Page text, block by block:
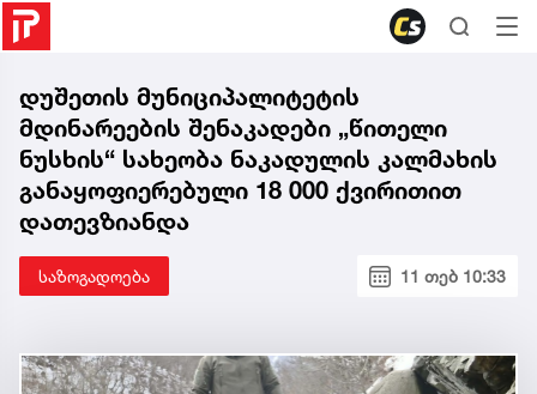
დუშეთის მუნიციპალიტეტის
მდინარეების შენაკადები „წითელი
ნუსხის“ სახეობა ნაკადულის კალმახის
განაყოფიერებული 18 000 ქვირითით
დათევზიანდა
საზოგადოება 11 თებ 10:33